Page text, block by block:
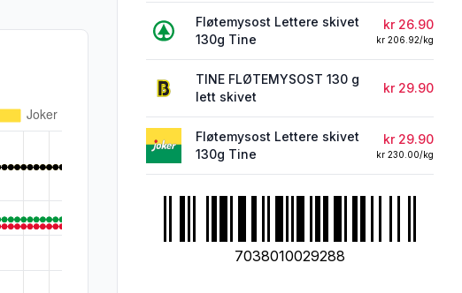
Fløtemysost Lettere skivet
130g Tine
kr 26.90
kr 206.92/kg
TINE FLØTEMYSOST 130 g
lett skivet
kr 29.90
Fløtemysost Lettere skivet
130g Tine
kr 29.90
kr 230.00/kg
7038010029288